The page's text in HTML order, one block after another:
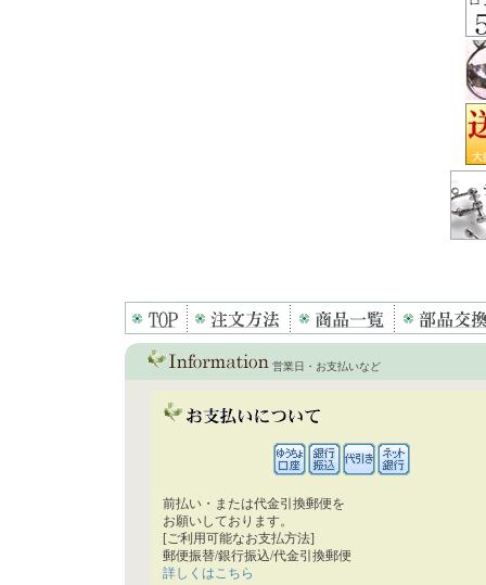
営業日・お支払いなど
前払い・または代金引換郵便を
お願いしております。
[ご利用可能なお支払方法]
郵便振替/銀行振込/代金引換郵便
詳しくはこちら